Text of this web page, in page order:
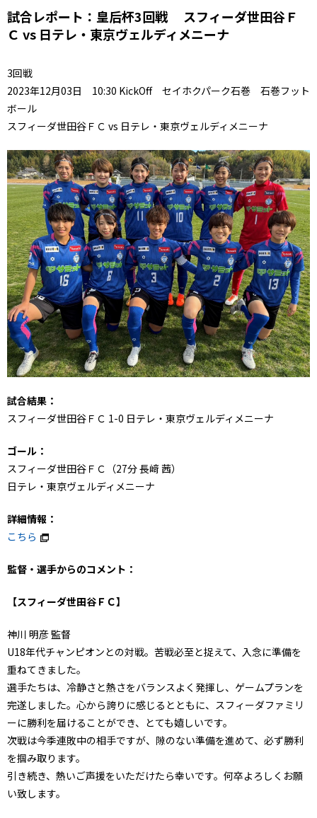
試合レポート：皇后杯3回戦 スフィーダ世田谷Ｆ
Ｃ vs 日テレ・東京ヴェルディメニーナ
3回戦
2023年12月03日 10:30 KickOff セイホクパーク石巻 石巻フット
ボール
スフィーダ世田谷ＦＣ vs 日テレ・東京ヴェルディメニーナ
試合結果：
スフィーダ世田谷ＦＣ 1-0 日テレ・東京ヴェルディメニーナ
ゴール：
スフィーダ世田谷ＦＣ（27分 長﨑 茜）
日テレ・東京ヴェルディメニーナ
詳細情報：
こちら
監督・選手からのコメント：
【スフィーダ世田谷ＦＣ】
神川 明彦 監督
U18年代チャンピオンとの対戦。苦戦必至と捉えて、入念に準備を
重ねてきました。
選手たちは、冷静さと熱さをバランスよく発揮し、ゲームプランを
完遂しました。心から誇りに感じるとともに、スフィーダファミリ
ーに勝利を届けることができ、とても嬉しいです。
次戦は今季連敗中の相手ですが、隙のない準備を進めて、必ず勝利
を掴み取ります。
引き続き、熱いご声援をいただけたら幸いです。何卒よろしくお願
い致します。